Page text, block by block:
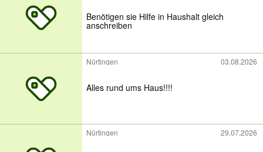
Benötigen sie Hilfe in Haushalt gleich
anschreiben
Nürtingen 03.08.2026
Alles rund ums Haus!!!!
Nürtingen 29.07.2026